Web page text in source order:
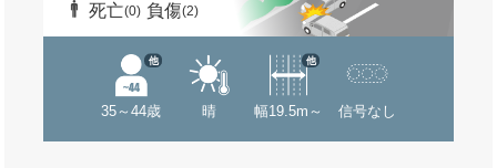
死亡(0) 負傷(2)
35～44歳
他
晴 幅19.5m～
他
信号なし